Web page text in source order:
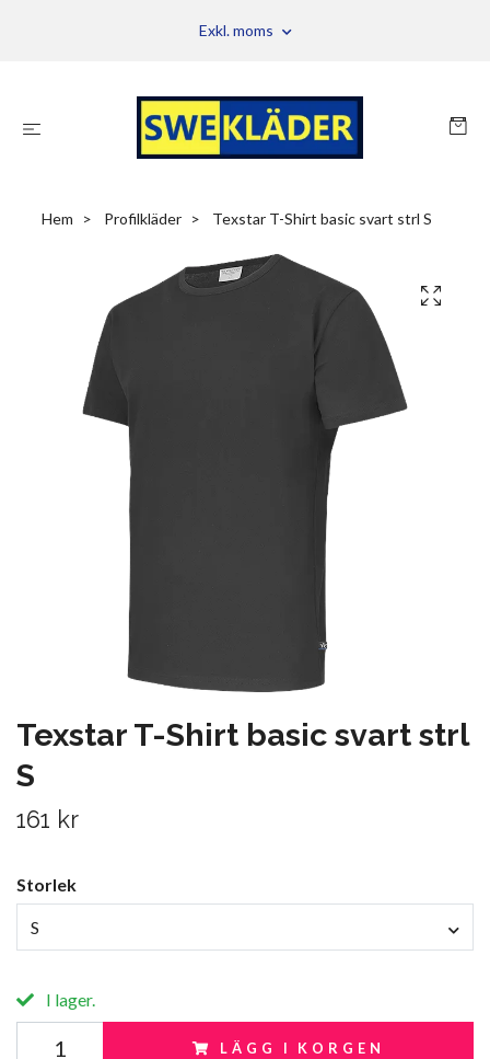
Exkl. moms
Hem Profilkläder Texstar T-Shirt basic svart strl S
Texstar T-Shirt basic svart strl
S
161 kr
Storlek
S
I lager.
LÄGG I KORGEN